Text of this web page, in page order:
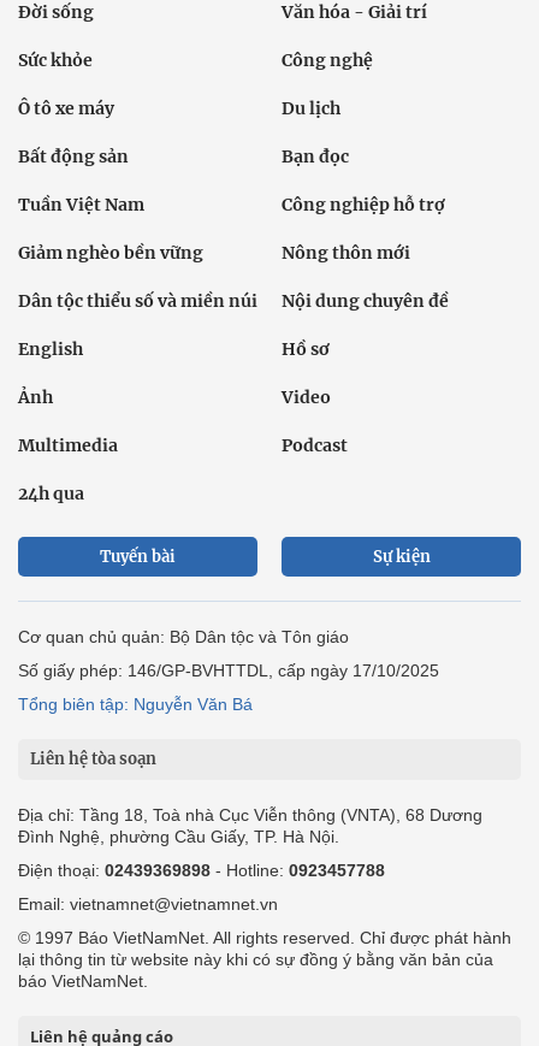
Đời sống Văn hóa - Giải trí
Sức khỏe Công nghệ
Ô tô xe máy Du lịch
Bất động sản Bạn đọc
Tuần Việt Nam Công nghiệp hỗ trợ
Giảm nghèo bền vững Nông thôn mới
Dân tộc thiểu số và miền núi Nội dung chuyên đề
English Hồ sơ
Ảnh Video
Multimedia Podcast
24h qua
Tuyến bài Sự kiện
Cơ quan chủ quản: Bộ Dân tộc và Tôn giáo
Số giấy phép: 146/GP-BVHTTDL, cấp ngày 17/10/2025
Tổng biên tập: Nguyễn Văn Bá
Liên hệ tòa soạn
Địa chỉ: Tầng 18, Toà nhà Cục Viễn thông (VNTA), 68 Dương
Đình Nghệ, phường Cầu Giấy, TP. Hà Nội.
Điện thoại: 02439369898 - Hotline: 0923457788
Email: vietnamnet@vietnamnet.vn
© 1997 Báo VietNamNet. All rights reserved. Chỉ được phát hành
lại thông tin từ website này khi có sự đồng ý bằng văn bản của
báo VietNamNet.
Liên hệ quảng cáo